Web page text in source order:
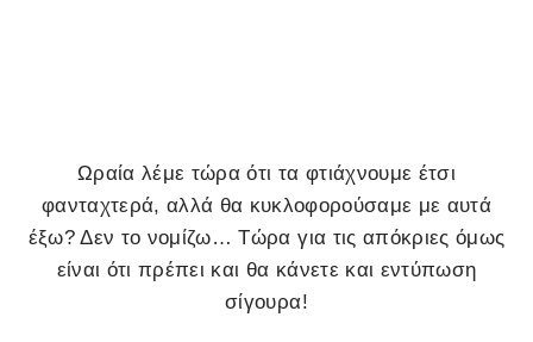
Ωραία λέμε τώρα ότι τα φτιάχνουμε έτσι
φανταχτερά, αλλά θα κυκλοφορούσαμε με αυτά
έξω? Δεν το νομίζω… Τώρα για τις απόκριες όμως
είναι ότι πρέπει και θα κάνετε και εντύπωση
σίγουρα!